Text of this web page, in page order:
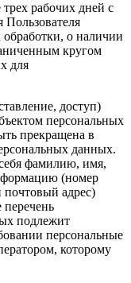
рабочих дней с
Пользователя
о наличии
кругом
для
доступ)
персональных
прекращена в
данных.
фамилию, имя,
(номер
почтовый адрес)
перечень
подлежит
персональные
которому